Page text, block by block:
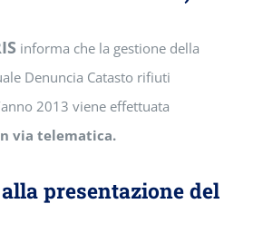
informa che la gestione della
Denuncia Catasto rifiuti
2013 viene effettuata
via telematica.
presentazione del